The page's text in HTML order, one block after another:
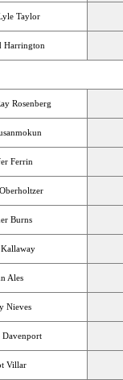
Taylor
Harrington
Rosenberg
Ferrin
Burns
Ales
Nieves
Davenport
Villar